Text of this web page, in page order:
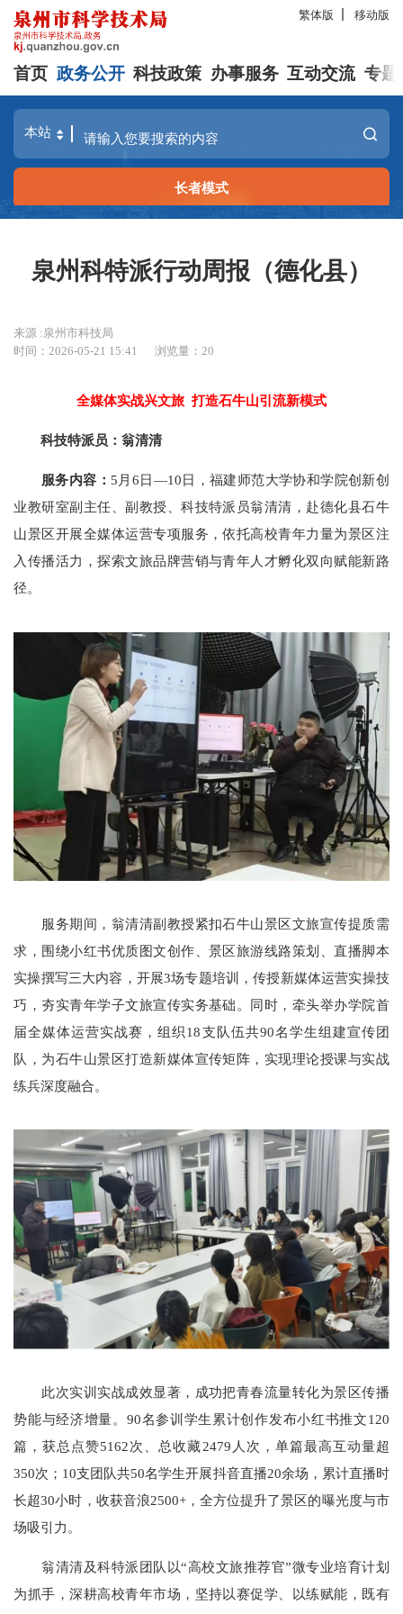
繁体版 移动版
首页 政务公开 科技政策 办事服务 互动交流 专题
长者模式
泉州科特派行动周报（德化县）
来源 :泉州市科技局
时间：2026-05-21 15:41
浏览量：20
全媒体实战兴文旅 打造石牛山引流新模式
科技特派员：翁清清
服务内容： 5月6日—10日，福建师范大学协和学院创新创
业教研室副主任、副教授、科技特派员翁清清，赴德化县石牛
山景区开展全媒体运营专项服务，依托高校青年力量为景区注
入传播活力，探索文旅品牌营销与青年人才孵化双向赋能新路
径。
服务期间，翁清清副教授紧扣石牛山景区文旅宣传提质需
求，围绕小红书优质图文创作、景区旅游线路策划、直播脚本
实操撰写三大内容，开展3场专题培训，传授新媒体运营实操技
巧，夯实青年学子文旅宣传实务基础。同时，牵头举办学院首
届全媒体运营实战赛，组织18支队伍共90名学生组建宣传团
队，为石牛山景区打造新媒体宣传矩阵，实现理论授课与实战
练兵深度融合。
此次实训实战成效显著，成功把青春流量转化为景区传播
势能与经济增量。90名参训学生累计创作发布小红书推文120
篇，获总点赞5162次、总收藏2479人次，单篇最高互动量超
350次；10支团队共50名学生开展抖音直播20余场，累计直播时
长超30小时，收获音浪2500+，全方位提升了景区的曝光度与市
场吸引力。
翁清清及科特派团队以“高校文旅推荐官”微专业培育计划
为抓手，深耕高校青年市场，坚持以赛促学、以练赋能，既有